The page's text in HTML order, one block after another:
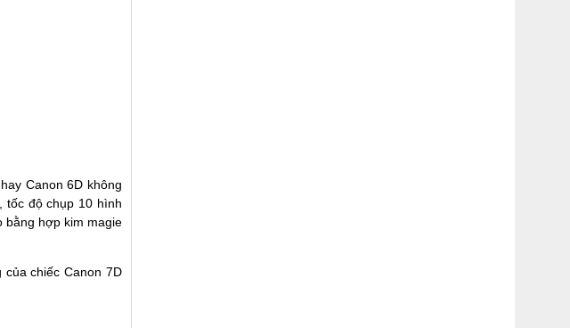
Canon 6D không
tốc độ chụp 10 hình
bằng hợp kim magie
chiếc Canon 7D